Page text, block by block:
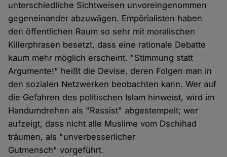
unterschiedliche Sichtweisen unvoreingenommen
gegeneinander abzuwägen. Empörialisten haben
den öffentlichen Raum so sehr mit moralischen
Killerphrasen besetzt, dass eine rationale Debatte
kaum mehr möglich erscheint. "Stimmung statt
Argumente!" heißt die Devise, deren Folgen man in
den sozialen Netzwerken beobachten kann. Wer auf
die Gefahren des politischen Islam hinweist, wird im
Handumdrehen als "Rassist" abgestempelt; wer
aufzeigt, dass nicht alle Muslime vom Dschihad
träumen, als "unverbesserlicher
Gutmensch" vorgeführt.